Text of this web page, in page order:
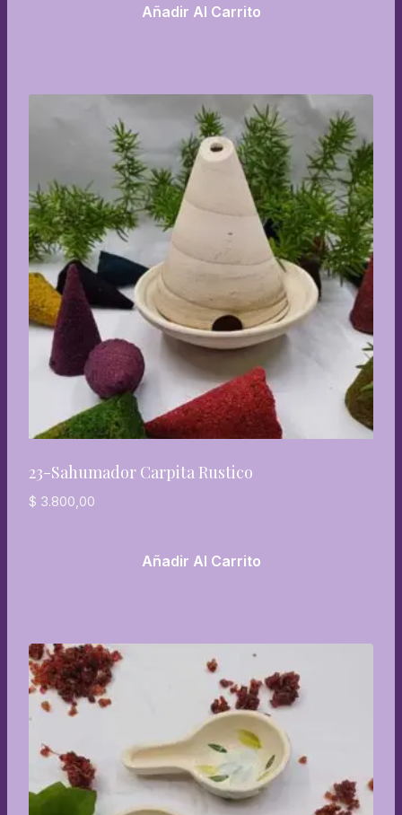
Añadir Al Carrito
23-Sahumador Carpita Rustico
$ 3.800,00
Añadir Al Carrito